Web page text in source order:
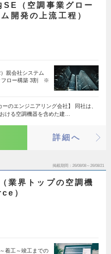
SE（空調事業グロー
開発の上流工程）
親会社システム
フロー構築 3割 ※
ーのエンジニアリング会社】 同社は、
ける空調機器を含めた建…
詳細へ
掲載期間 26/08/08～26/08/21
業界トップの空調機
）
着工～竣工までの